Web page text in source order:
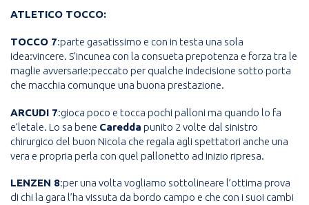
ATLETICO TOCCO:
TOCCO 7:parte gasatissimo e con in testa una sola
idea:vincere. S’incunea con la consueta prepotenza e forza tra le
maglie avversarie:peccato per qualche indecisione sotto porta
che macchia comunque una buona prestazione.
ARCUDI 7:gioca poco e tocca pochi palloni ma quando lo fa
e’letale. Lo sa bene Caredda punito 2 volte dal sinistro
chirurgico del buon Nicola che regala agli spettatori anche una
vera e propria perla con quel pallonetto ad inizio ripresa.
LENZEN 8:per una volta vogliamo sottolineare l’ottima prova
di chi la gara l’ha vissuta da bordo campo e che con i suoi cambi